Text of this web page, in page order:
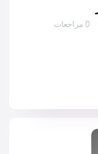
عدد المراجعات:
0 مراجعات